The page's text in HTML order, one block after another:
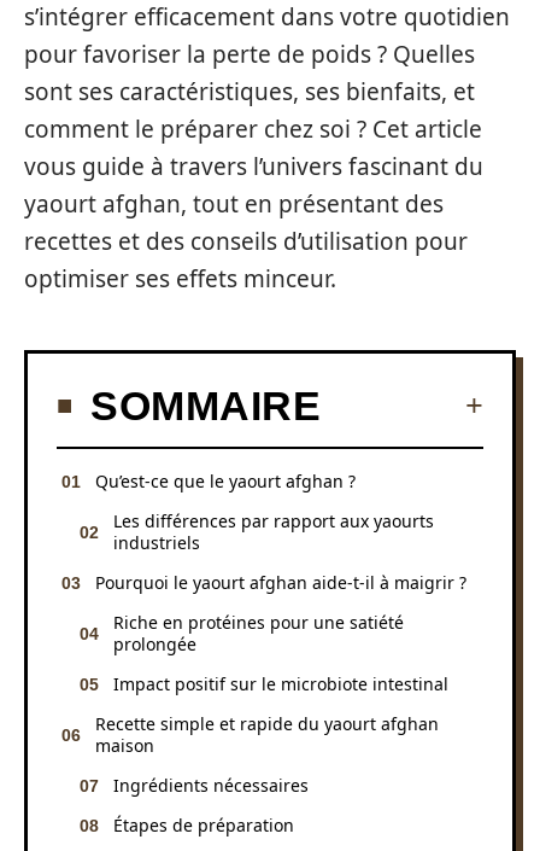
s’intégrer efficacement dans votre quotidien
pour favoriser la perte de poids ? Quelles
sont ses caractéristiques, ses bienfaits, et
comment le préparer chez soi ? Cet article
vous guide à travers l’univers fascinant du
yaourt afghan, tout en présentant des
recettes et des conseils d’utilisation pour
optimiser ses effets minceur.
SOMMAIRE
Qu’est-ce que le yaourt afghan ?
Les différences par rapport aux yaourts
industriels
Pourquoi le yaourt afghan aide-t-il à maigrir ?
Riche en protéines pour une satiété
prolongée
Impact positif sur le microbiote intestinal
Recette simple et rapide du yaourt afghan
maison
Ingrédients nécessaires
Étapes de préparation